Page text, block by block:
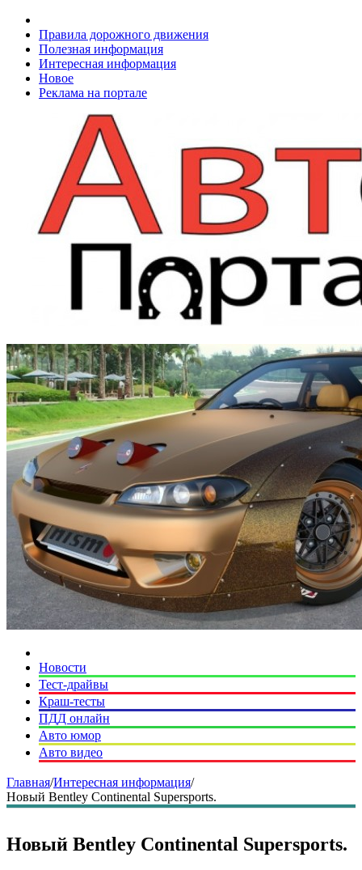
Правила дорожного движения
Полезная информация
Интересная информация
Новое
Реклама на портале
Новости
Тест-драйвы
Краш-тесты
ПДД онлайн
Авто юмор
Авто видео
Главная/Интересная информация/
Новый Bentley Continental Supersports.
Новый Bentley Continental Supersports.